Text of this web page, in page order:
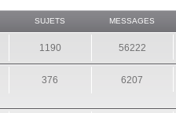
SUJETS MESSAGES
1190 56222
376 6207